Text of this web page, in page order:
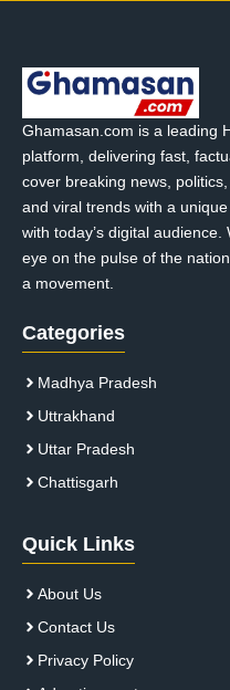
Ghamasan.com is a leading
platform, delivering fast,
cover breaking news,
and viral trends with a
with today’s digital
eye on the pulse of the
a movement.
Categories
Madhya Pradesh
Uttrakhand
Uttar Pradesh
Chattisgarh
Quick Links
About Us
Contact Us
Privacy Policy